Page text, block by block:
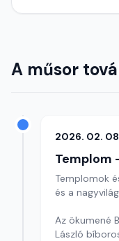
A műsor
2026. 02.
Templom
Templomok
és a
Az ökumené
László